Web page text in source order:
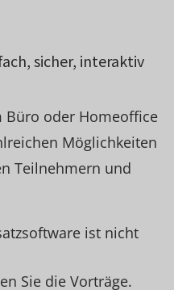
sicher, interaktiv
Büro oder Homeoffice
Möglichkeiten
Teilnehmern und
ist nicht
Sie die Vorträge.